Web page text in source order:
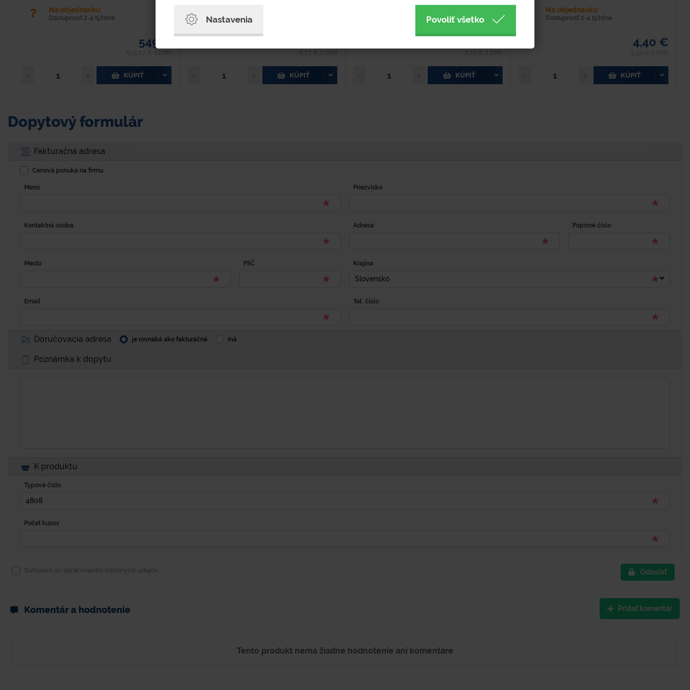
Na objednávku
Dostupnosť 2-4 týždne
549 €
KÚPIŤ
Dostupnosť 2-4 týždne
KÚPIŤ
Dostupnosť 2-4 týždne
KÚPIŤ
Na objednávku
Dostupnosť 2-4 týždne
4,40 €
KÚPIŤ
Dopytový formulár
Fakturačná adresa
Cenová ponuka na firmu
Meno Priezvisko
Kontaktná osoba Adresa Popisné číslo
Mesto PSČ Krajina
Slovensko
Email Tel. číslo
Doručovacia adresa je rovnaká ako fakturačná Iná
Poznámka k dopytu
K produktu
Typové číslo
Počet kusov
Súhlasím so spracovaním osobných údajov. Odoslať
Komentár a hodnotenie Pridať komentár
Tento produkt nemá žiadne hodnotenie ani komentáre
Nastavenia Povoliť všetko